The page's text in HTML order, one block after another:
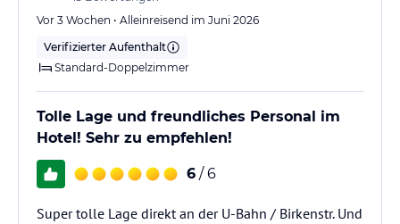
regionaler Küche am Abend. Zudem gibt es gemütliche Bar mit
leckeren Drinks, die bis nachts geöffnet ist.
Sport und Unterhaltung
Ein Fitnessraum steht den Gästen kostenfrei zur Verfügung.
Hinweis: Allgemeine und unverbindliche
Hoteliers-/Veranstalter-/Kataloginformationen. Alle Angaben
ohne Gewähr und ohne Prüfung durch HolidayCheck. Bitte
lies vor der Buchung die verbindlichen
Vor 3 Wochen • Alleinreisend im Juni 2026
Verifizierter Aufenthalt
Standard-Doppelzimmer
Tolle Lage und freundliches Personal im
Hotel! Sehr zu empfehlen!
6 / 6
Super tolle Lage direkt an der U-Bahn / Birkenstr. Und